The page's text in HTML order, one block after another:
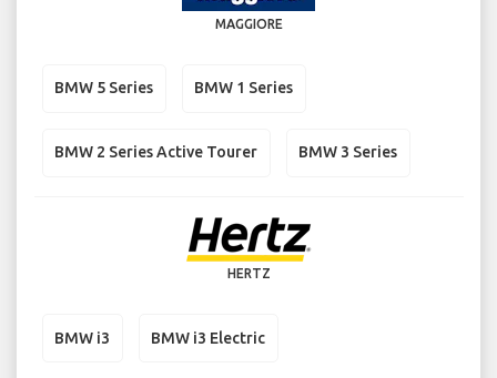
MAGGIORE
BMW 5 Series BMW 1 Series
BMW 2 Series Active Tourer BMW 3 Series
HERTZ
BMW i3 BMW i3 Electric